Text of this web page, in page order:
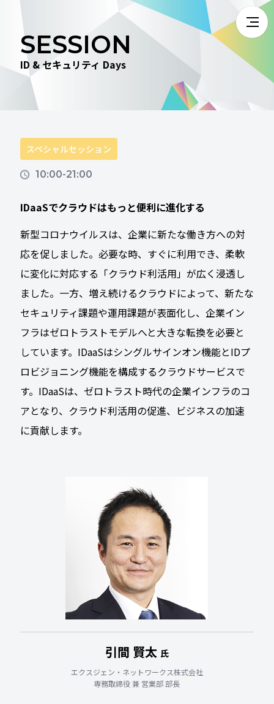
SESSION
ID & セキュリティ Days
スペシャルセッション
10:00-21:00
IDaaSでクラウドはもっと便利に進化する
新型コロナウイルスは、企業に新たな働き方への対
応を促しました。必要な時、すぐに利用でき、柔軟
に変化に対応する「クラウド利活用」が広く浸透し
ました。一方、増え続けるクラウドによって、新たな
セキュリティ課題や運用課題が表面化し、企業イン
フラはゼロトラストモデルへと大きな転換を必要と
しています。IDaaSはシングルサインオン機能とIDプ
ロビジョニング機能を構成するクラウドサービスで
す。IDaaSは、ゼロトラスト時代の企業インフラのコ
アとなり、クラウド利活用の促進、ビジネスの加速
に貢献します。
引間 賢太 氏
エクスジェン・ネットワークス株式会社
専務取締役 兼 営業部 部長